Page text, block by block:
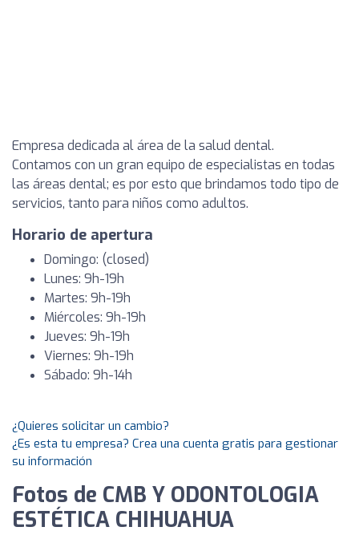
Empresa dedicada al área de la salud dental.
Contamos con un gran equipo de especialistas en todas
las áreas dental; es por esto que brindamos todo tipo de
servicios, tanto para niños como adultos.
Horario de apertura
Domingo: (closed)
Lunes: 9h-19h
Martes: 9h-19h
Miércoles: 9h-19h
Jueves: 9h-19h
Viernes: 9h-19h
Sábado: 9h-14h
¿Quieres solicitar un cambio?
¿Es esta tu empresa? Crea una cuenta gratis para gestionar
su información
Fotos de CMB Y ODONTOLOGIA
ESTÉTICA CHIHUAHUA